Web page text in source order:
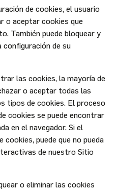
de cookies, el usuario
o aceptar cookies que
También puede bloquear y
configuración de su
las cookies, la mayoría de
o aceptar todas las
tipos de cookies. El proceso
cookies se puede encontrar
en el navegador. Si el
puede que no pueda
de nuestro Sitio
o eliminar las cookies